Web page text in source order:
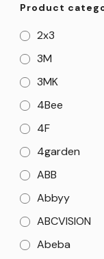
Product
2x3
3M
3MK
4Bee
4F
4garden
ABB
Abbyy
ABCVISION
Abeba